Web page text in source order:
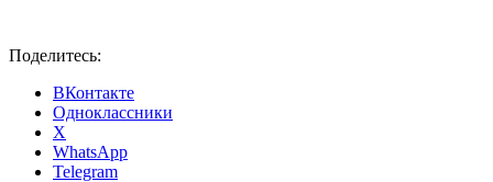
Поделитесь:
ВКонтакте
Одноклассники
X
WhatsApp
Telegram